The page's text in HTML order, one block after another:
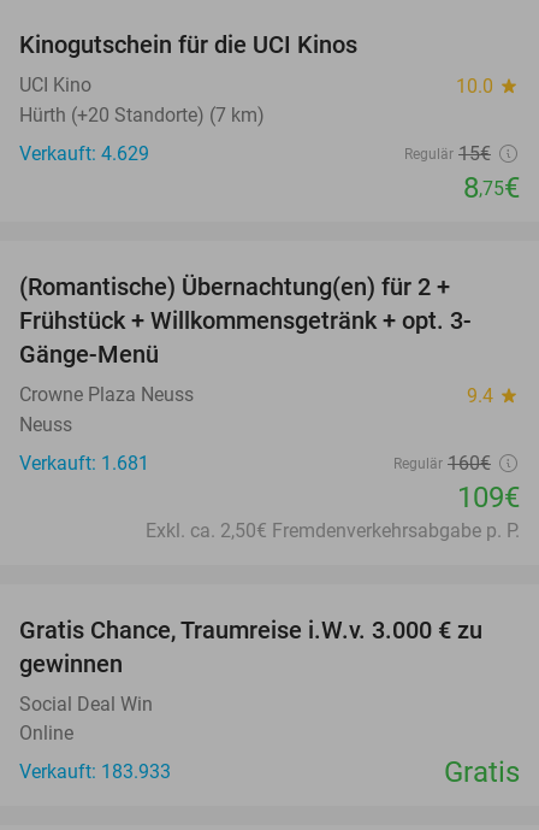
Kinogutschein für die UCI Kinos
UCI Kino 10.0 star
Hürth (+20 Standorte) (7 km)
Verkauft: 4.629
Regulär 15€
8,75€
(Romantische) Übernachtung(en) für 2 +
Frühstück + Willkommensgetränk + opt. 3-
Gänge-Menü
Crowne Plaza Neuss 9.4 star
Neuss
Verkauft: 1.681
Regulär 160€
109€
Exkl. ca. 2,50€ Fremdenverkehrsabgabe p. P.
Gratis Chance, Traumreise i.W.v. 3.000 € zu
gewinnen
Social Deal Win
Online
Verkauft: 183.933
Gratis